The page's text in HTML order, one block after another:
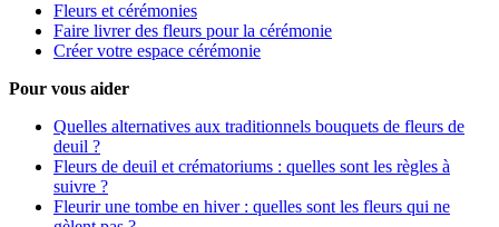
Fleurs et cérémonies
Faire livrer des fleurs pour la cérémonie
Créer votre espace cérémonie
Pour vous aider
Quelles alternatives aux traditionnels bouquets de fleurs de
deuil ?
Fleurs de deuil et crématoriums : quelles sont les règles à
suivre ?
Fleurir une tombe en hiver : quelles sont les fleurs qui ne